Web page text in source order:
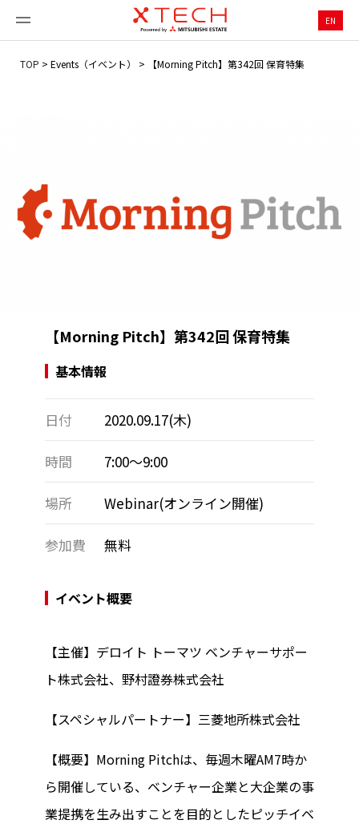
EN
TOP > Events（イベント） > 【Morning Pitch】第342回 保育特集
【Morning Pitch】第342回 保育特集
基本情報
日付 2020.09.17(木)
時間 7:00～9:00
場所 Webinar(オンライン開催)
参加費 無料
イベント概要
【主催】デロイト トーマツ ベンチャーサポー
ト株式会社、野村證券株式会社
【スペシャルパートナー】三菱地所株式会社
【概要】Morning Pitchは、毎週木曜AM7時か
ら開催している、ベンチャー企業と大企業の事
業提携を生み出すことを目的としたピッチイベ